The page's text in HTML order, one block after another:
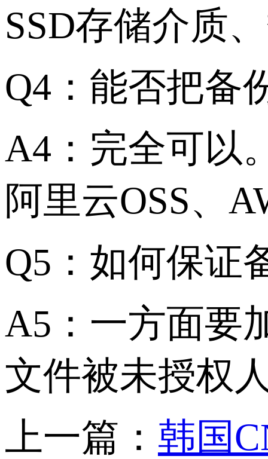
SSD存储介质
Q4：能否把备
A4：完全可以
阿里云OSS、
Q5：如何保证
A5：一方面要
文件被未授权
上一篇： 韩国